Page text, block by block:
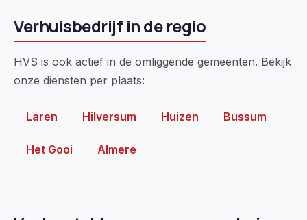
Verhuisbedrijf in de regio
HVS is ook actief in de omliggende gemeenten. Bekijk
onze diensten per plaats:
Laren Hilversum Huizen Bussum
Het Gooi Almere